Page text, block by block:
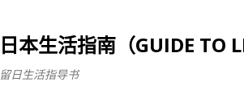
日本生活指南（GUIDE TO
留日生活指导书